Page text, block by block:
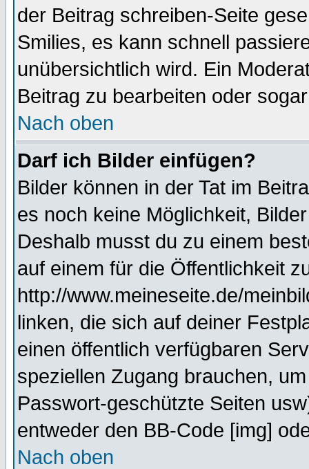
der Beitrag schreiben-Seite
Smilies, es kann schnell
unübersichtlich wird. Ein
Beitrag zu bearbeiten oder
Nach oben
Darf ich Bilder einfügen?
Bilder können in der Tat im
es noch keine Möglichkeit,
Deshalb musst du zu einem
auf einem für die Öffentlichkeit
http://www.meineseite.de/
linken, die sich auf deiner
einen öffentlich verfügbaren
speziellen Zugang brauchen,
Passwort-geschützte Seiten
entweder den BB-Code [img]
Nach oben